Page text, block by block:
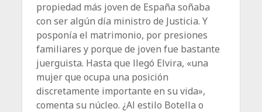
propiedad más joven de España soñaba
con ser algún día ministro de Justicia. Y
posponía el matrimonio, por presiones
familiares y porque de joven fue bastante
juerguista. Hasta que llegó Elvira, «una
mujer que ocupa una posición
discretamente importante en su vida»,
comenta su núcleo. ¿Al estilo Botella o